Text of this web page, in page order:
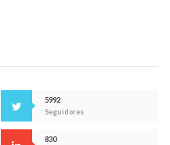
5992
Seguidores
830